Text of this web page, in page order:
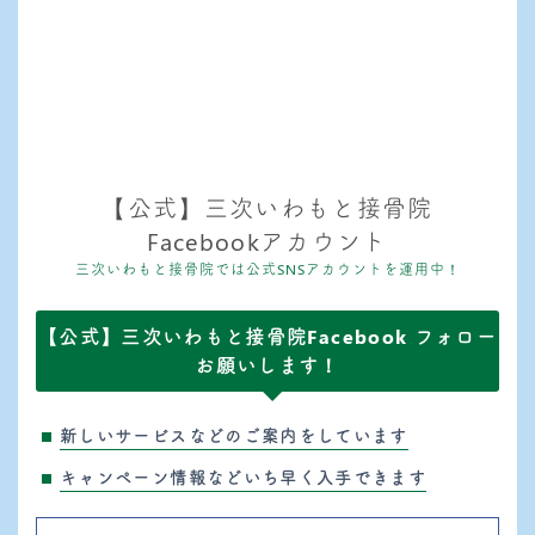
【公式】三次いわもと接骨院
Facebookアカウント
三次いわもと接骨院では公式SNSアカウントを運用中！
【公式】三次いわもと接骨院Facebook フォロー
お願いします！
新しいサービスなどのご案内をしています
キャンペーン情報などいち早く入手できます